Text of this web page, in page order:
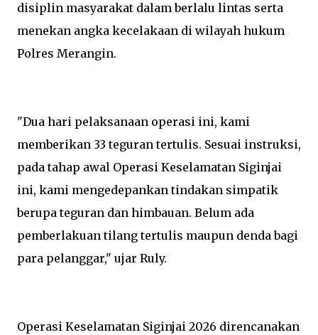
disiplin masyarakat dalam berlalu lintas serta
menekan angka kecelakaan di wilayah hukum
Polres Merangin.
"Dua hari pelaksanaan operasi ini, kami
memberikan 33 teguran tertulis. Sesuai instruksi,
pada tahap awal Operasi Keselamatan Siginjai
ini, kami mengedepankan tindakan simpatik
berupa teguran dan himbauan. Belum ada
pemberlakuan tilang tertulis maupun denda bagi
para pelanggar," ujar Ruly.
Operasi Keselamatan Siginjai 2026 direncanakan